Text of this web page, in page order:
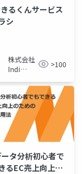
るくんサービス
シ
株式会社
Indi
>100
タ分析初心者で
るEC売上向上の